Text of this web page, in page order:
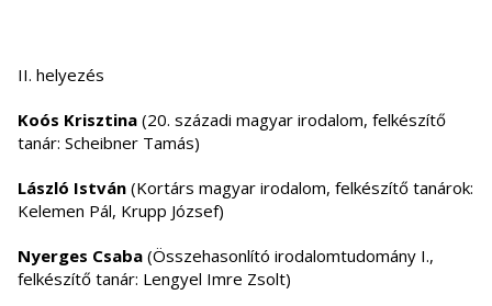
II. helyezés
Koós Krisztina (20. századi magyar irodalom, felkészítő
tanár: Scheibner Tamás)
László István (Kortárs magyar irodalom, felkészítő tanárok:
Kelemen Pál, Krupp József)
Nyerges Csaba (Összehasonlító irodalomtudomány I.,
felkészítő tanár: Lengyel Imre Zsolt)